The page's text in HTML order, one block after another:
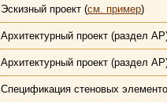
Эскизный проект (см. пример)
Архитектурный проект (раздел
Архитектурный проект (раздел
Спецификация стеновых